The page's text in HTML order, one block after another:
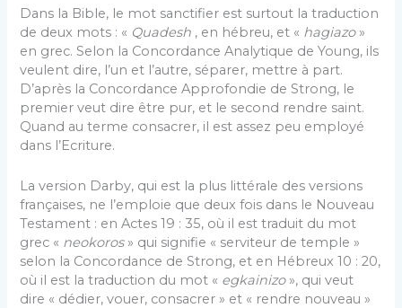
Dans la Bible, le mot sanctifier est surtout la traduction
de deux mots : « Quadesh , en hébreu, et « hagiazo»
en grec. Selon la Concordance Analytique de Young, ils
veulent dire, l’un et l’autre, séparer, mettre à part.
D’après la Concordance Approfondie de Strong, le
premier veut dire être pur, et le second rendre saint.
Quand au terme consacrer, il est assez peu employé
dans l’Ecriture.
La version Darby, qui est la plus littérale des versions
françaises, ne l’emploie que deux fois dans le Nouveau
Testament : en Actes 19 : 35, où il est traduit du mot
grec « neokoros» qui signifie « serviteur de temple »
selon la Concordance de Strong, et en Hébreux 10 : 20,
où il est la traduction du mot « egkainizo», qui veut
dire « dédier, vouer, consacrer » et « rendre nouveau »